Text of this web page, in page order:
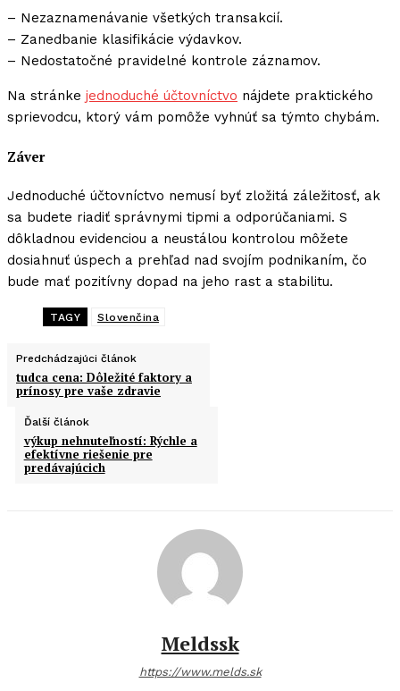
– Nezaznamenávanie všetkých transakcií.
– Zanedbanie klasifikácie výdavkov.
– Nedostatočné pravidelné kontrole záznamov.
Na stránke jednoduché účtovníctvo nájdete praktického
sprievodcu, ktorý vám pomôže vyhnúť sa týmto chybám.
Záver
Jednoduché účtovníctvo nemusí byť zložitá záležitosť, ak
sa budete riadiť správnymi tipmi a odporúčaniami. S
dôkladnou evidenciou a neustálou kontrolou môžete
dosiahnuť úspech a prehľad nad svojím podnikaním, čo
bude mať pozitívny dopad na jeho rast a stabilitu.
TAGY Slovenčina
Predchádzajúci článok
tudca cena: Dôležité faktory a
prínosy pre vaše zdravie
Ďalší článok
výkup nehnuteľností: Rýchle a
efektívne riešenie pre
predávajúcich
Meldssk
https://www.melds.sk